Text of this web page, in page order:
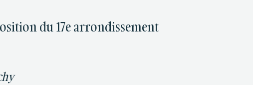
du 17e arrondissement